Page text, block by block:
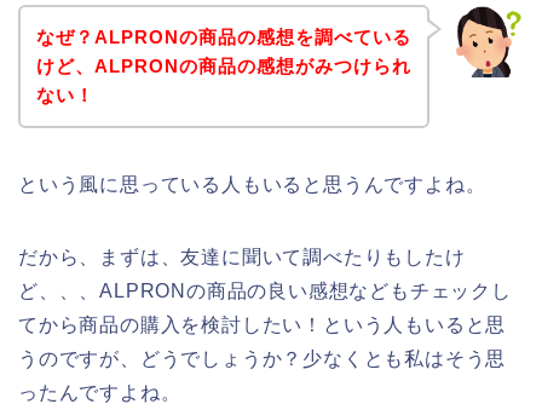
なぜ？ALPRONの商品の感想を調べている
けど、ALPRONの商品の感想がみつけられ
ない！
という風に思っている人もいると思うんですよね。
だから、まずは、友達に聞いて調べたりもしたけ
ど、、、ALPRONの商品の良い感想などもチェックし
てから商品の購入を検討したい！という人もいると思
うのですが、どうでしょうか？少なくとも私はそう思
ったんですよね。